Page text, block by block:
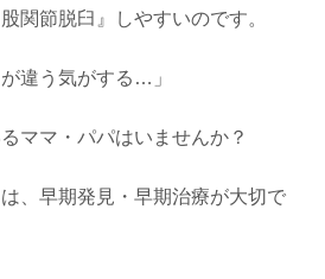
関節脱臼』しやすいのです。
違う気がする…」
ママ・パパはいませんか？
、早期発見・早期治療が大切で